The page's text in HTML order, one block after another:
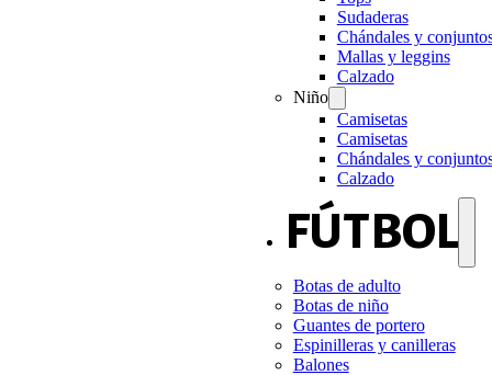
Sudaderas
Chándales y
Mallas y leggins
Calzado
Niño
Camisetas
Camisetas
Chándales y
Calzado
FÚTBOL
Botas de adulto
Botas de niño
Guantes de portero
Espinilleras y canilleras
Balones